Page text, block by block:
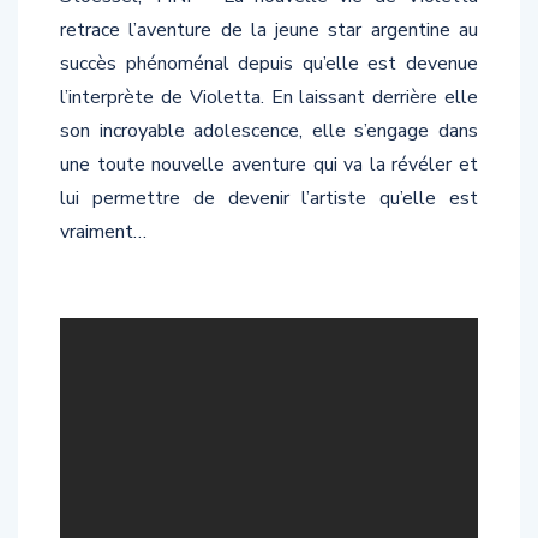
retrace l’aventure de la jeune star argentine au
succès phénoménal depuis qu’elle est devenue
l’interprète de Violetta. En laissant derrière elle
son incroyable adolescence, elle s’engage dans
une toute nouvelle aventure qui va la révéler et
lui permettre de devenir l’artiste qu’elle est
vraiment…